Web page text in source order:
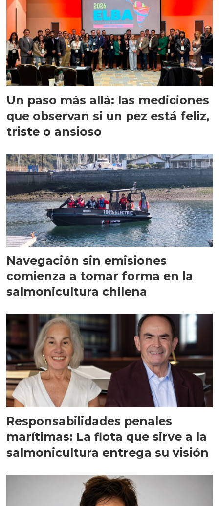
Un paso más allá: las mediciones
que observan si un pez está feliz,
triste o ansioso
Navegación sin emisiones
comienza a tomar forma en la
salmonicultura chilena
Responsabilidades penales
marítimas: La flota que sirve a la
salmonicultura entrega su visión